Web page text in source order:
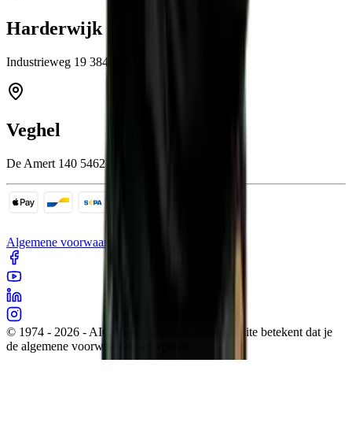
Harderwijk
Industrieweg 19 3846 BB Harderwijk
Veghel
De Amert 140 5462 GH Veghel
Algemene voorwaarden
© 1974 - 2026 - AIC Visser. Gebruik van deze site betekent dat je
de algemene voorwaarden accepteert.